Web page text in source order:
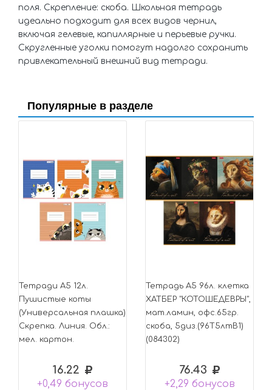
поля. Скрепление: скоба. Школьная тетрадь
идеально подходит для всех видов чернил,
включая гелевые, капиллярные и перьевые ручки.
Скругленные уголки помогут надолго сохранить
привлекательный внешний вид тетради.
Популярные в разделе
Тетради А5 12л.
Пушистые коты
(Универсальная плашка)
Скрепка. Линия. Обл.:
мел. картон.
16.22
+0,49 бонусов
Тетрадь А5 96л. клетка
ХАТБЕР "КОТОШЕДЕВРЫ",
мат.ламин, офс.65гр.
скоба, 5диз.(96Т5лтВ1)
(084302)
76.43
+2,29 бонусов